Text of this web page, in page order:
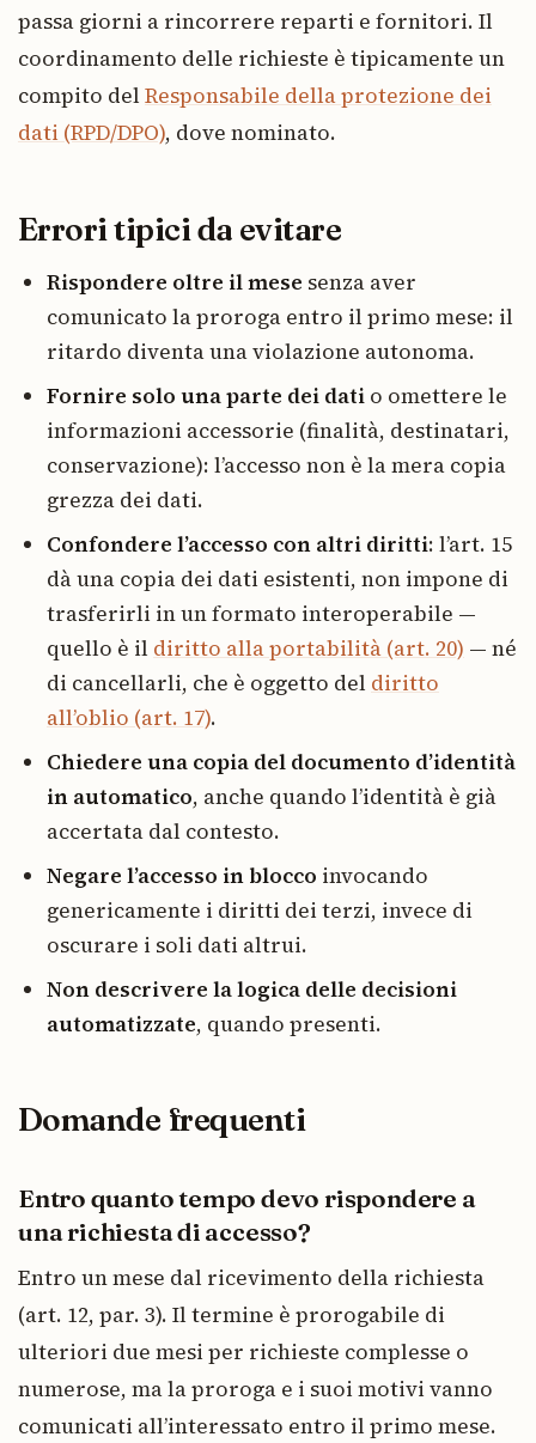
passa giorni a rincorrere reparti e fornitori. Il
coordinamento delle richieste è tipicamente un
compito del Responsabile della protezione dei
dati (RPD/DPO), dove nominato.
Errori tipici da evitare
Rispondere oltre il mese senza aver
comunicato la proroga entro il primo mese: il
ritardo diventa una violazione autonoma.
Fornire solo una parte dei dati o omettere le
informazioni accessorie (finalità, destinatari,
conservazione): l’accesso non è la mera copia
grezza dei dati.
Confondere l’accesso con altri diritti: l’art. 15
dà una copia dei dati esistenti, non impone di
trasferirli in un formato interoperabile —
quello è il diritto alla portabilità (art. 20) — né
di cancellarli, che è oggetto del diritto
all’oblio (art. 17).
Chiedere una copia del documento d’identità
in automatico, anche quando l’identità è già
accertata dal contesto.
Negare l’accesso in blocco invocando
genericamente i diritti dei terzi, invece di
oscurare i soli dati altrui.
Non descrivere la logica delle decisioni
automatizzate, quando presenti.
Domande frequenti
Entro quanto tempo devo rispondere a
una richiesta di accesso?
Entro un mese dal ricevimento della richiesta
(art. 12, par. 3). Il termine è prorogabile di
ulteriori due mesi per richieste complesse o
numerose, ma la proroga e i suoi motivi vanno
comunicati all’interessato entro il primo mese.